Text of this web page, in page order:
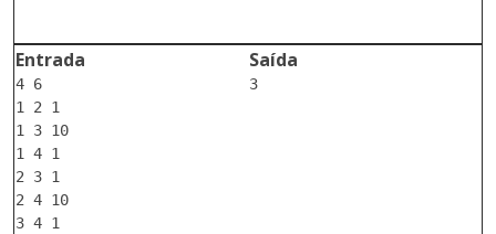
Entrada
4 6
1 2 1
1 3 10
1 4 1
2 3 1
2 4 10
3 4 1
Saída
3